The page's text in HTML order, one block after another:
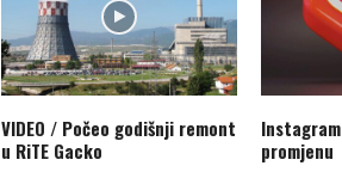
VIDEO / Počeo godišnji remont
u RiTЕ Gacko
promjenu